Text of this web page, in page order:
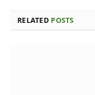
RELATED POSTS